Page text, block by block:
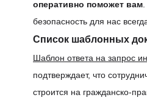
оперативно поможет вам
безопасность для нас
Список шаблонных
Шаблон ответа на запрос
подтверждает, что
строится на гражданско-